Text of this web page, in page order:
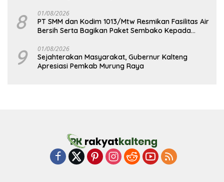
8 01/08/2026
PT SMM dan Kodim 1013/Mtw Resmikan Fasilitas Air
Bersih Serta Bagikan Paket Sembako Kepada
9 01/08/2026
Sejahterakan Masyarakat, Gubernur Kalteng
Apresiasi Pemkab Murung Raya